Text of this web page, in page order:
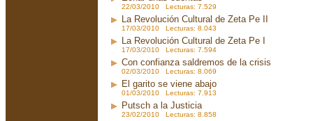
22/03/2010 Lecturas: 7.529
La Revolución Cultural de Zeta Pe II
17/03/2010 Lecturas: 8.043
La Revolución Cultural de Zeta Pe I
17/03/2010 Lecturas: 7.594
Con confianza saldremos de la crisis
02/03/2010 Lecturas: 8.069
El garito se viene abajo
01/03/2010 Lecturas: 7.913
Putsch a la Justicia
23/02/2010 Lecturas: 8.858